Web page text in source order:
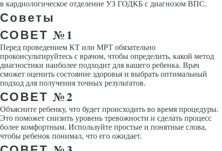
в кардиологическое отделение УЗ ГОДКБ с диагнозом ВПС.
Советы
СОВЕТ №1
Перед проведением КТ или МРТ обязательно
проконсультируйтесь с врачом, чтобы определить, какой метод
диагностики наиболее подходит для вашего ребенка. Врач
сможет оценить состояние здоровья и выбрать оптимальный
подход для получения точных результатов.
СОВЕТ №2
Объясните ребенку, что будет происходить во время процедуры.
Это поможет снизить уровень тревожности и сделать процесс
более комфортным. Используйте простые и понятные слова,
чтобы ребенок понимал, что его ожидает.